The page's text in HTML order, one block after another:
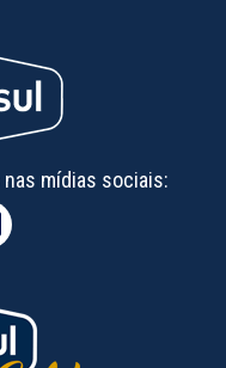
nas mídias sociais: